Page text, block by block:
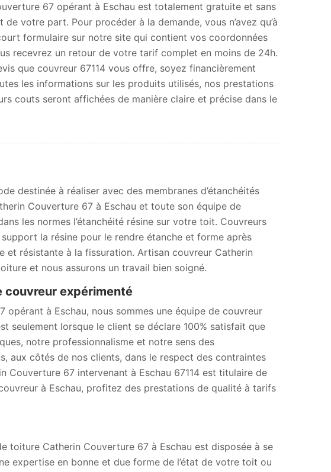
67 opérant à Eschau est totalement gratuite et sans
de votre part. Pour procéder à la demande, vous n’avez qu’à
formulaire sur notre site qui contient vos coordonnées
recevrez un retour de votre tarif complet en moins de 24h.
que couvreur 67114 vous offre, soyez financièrement
les informations sur les produits utilisés, nos prestations
couts seront affichées de manière claire et précise dans le
destinée à réaliser avec des membranes d’étanchéités
Couverture 67 à Eschau et toute son équipe de
les normes l’étanchéité résine sur votre toit. Couvreurs
la résine pour le rendre étanche et forme après
et résistante à la fissuration. Artisan couvreur Catherin
et nous assurons un travail bien soigné.
couvreur expérimenté
opérant à Eschau, nous sommes une équipe de couvreur
seulement lorsque le client se déclare 100% satisfait que
notre professionnalisme et notre sens des
aux côtés de nos clients, dans le respect des contraintes
Couverture 67 intervenant à Eschau 67114 est titulaire de
à Eschau, profitez des prestations de qualité à tarifs
toiture Catherin Couverture 67 à Eschau est disposée à se
expertise en bonne et due forme de l’état de votre toit ou